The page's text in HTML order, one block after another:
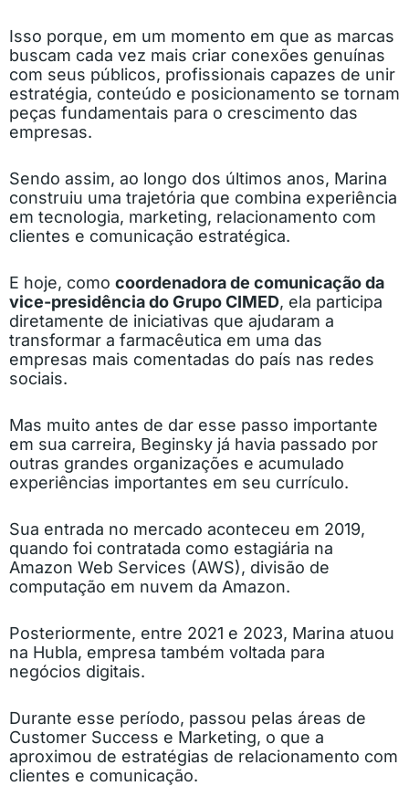
Isso porque, em um momento em que as marcas
buscam cada vez mais criar conexões genuínas
com seus públicos, profissionais capazes de unir
estratégia, conteúdo e posicionamento se tornam
peças fundamentais para o crescimento das
empresas.
Sendo assim, ao longo dos últimos anos, Marina
construiu uma trajetória que combina experiência
em tecnologia, marketing, relacionamento com
clientes e comunicação estratégica.
E hoje, como coordenadora de comunicação da
vice-presidência do Grupo CIMED, ela participa
diretamente de iniciativas que ajudaram a
transformar a farmacêutica em uma das
empresas mais comentadas do país nas redes
sociais.
Mas muito antes de dar esse passo importante
em sua carreira, Beginsky já havia passado por
outras grandes organizações e acumulado
experiências importantes em seu currículo.
Sua entrada no mercado aconteceu em 2019,
quando foi contratada como estagiária na
Amazon Web Services (AWS), divisão de
computação em nuvem da Amazon.
Posteriormente, entre 2021 e 2023, Marina atuou
na Hubla, empresa também voltada para
negócios digitais.
Durante esse período, passou pelas áreas de
Customer Success e Marketing, o que a
aproximou de estratégias de relacionamento com
clientes e comunicação.